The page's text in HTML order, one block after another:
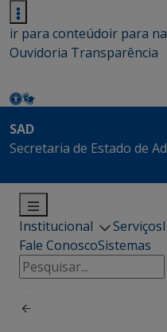
ir para conteúdoir para
Ouvidoria Transparência
SAD
Secretaria de Estado de
Institucional Serviços
Fale ConoscoSistemas
Pesquisar
por: